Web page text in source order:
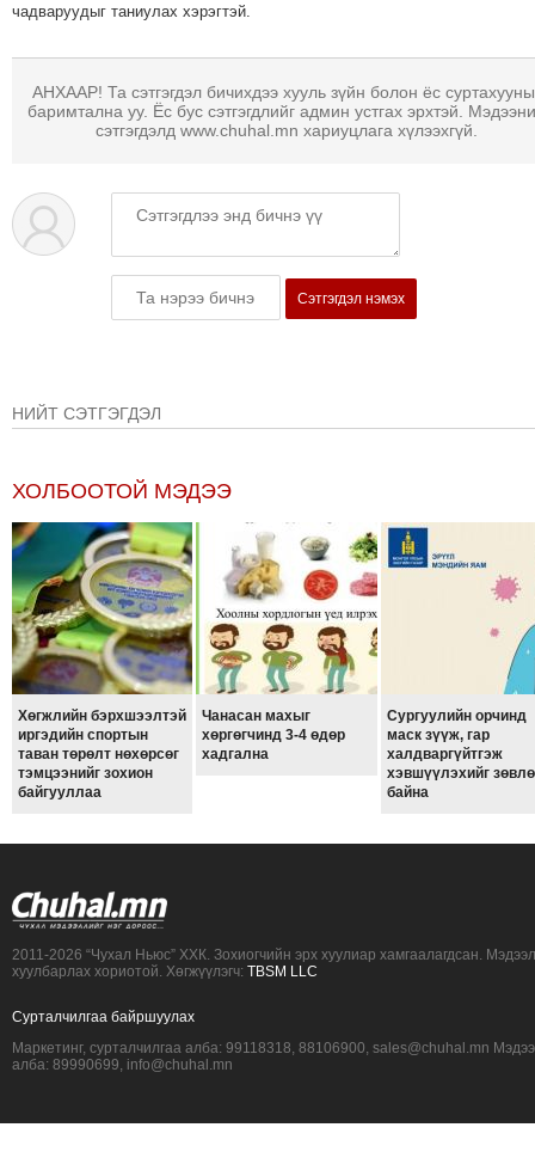
ЭРГЭН
ТОЙРОНД
ГРАНАТ
ЭРГЭН
ТОЙРОНД
СОНГУУЛИЙН
ТОЙРОНД
29
ДҮГЭЭР
СУРГУУЛИЙН
ЭРГЭН
ТОЙРОНД
ЗӨРЧЛИЙН
ЭРГЭН
ТОЙРОНД
ЕРӨНХИЙЛӨГЧИЙН
чадваруудыг таниулах хэрэгтэй.
АНХААР! Та сэтгэгдэл бичихдээ хууль зүйн болон ёс
баримтална уу. Ёс бус сэтгэгдлийг админ устгах эрхтэй.
сэтгэгдэлд www.chuhal.mn хариуцлага хүлээхгүй.
Сэтгэгдэл нэмэх
НИЙТ СЭТГЭГДЭЛ
ХОЛБООТОЙ МЭДЭЭ
Хөгжлийн бэрхшээлтэй
иргэдийн спортын
таван төрөлт нөхөрсөг
тэмцээнийг зохион
байгууллаа
Чанасан махыг
хөргөгчинд 3-4 өдөр
хадгална
Сургуулийн орчинд
маск зүүж, гар
халдваргүйтгэж
хэвшүүлэхийг
байна
2011-2026 “Чухал Ньюс” ХХК. Зохиогчийн эрх хуулиар хамгаалагдсан.
хуулбарлах хориотой. Хөгжүүлэгч: TBSM LLC
Сурталчилгаа байршуулах
Маркетинг, сурталчилгаа алба: 99118318, 88106900, sales@chuhal.mn
алба: 89990699, info@chuhal.mn